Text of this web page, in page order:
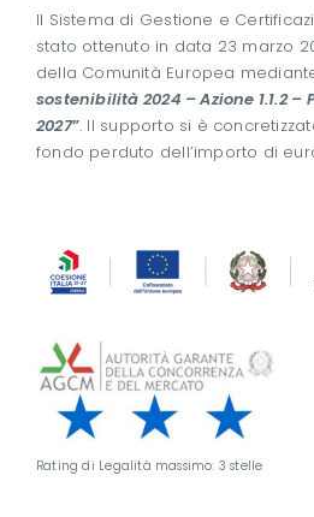
Il Sistema di Gestione e
stato ottenuto in data 23 marzo
della Comunità Europea
sostenibilità 2024 – Azione 1.1.2 –
2027”. Il supporto si è
fondo perduto dell’importo di euro
Rating di Legalità massimo: 3 stelle